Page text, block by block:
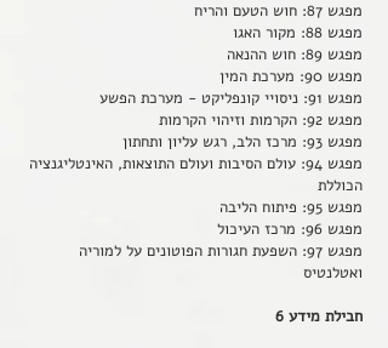
מפגש 87: חוש הטעם והריח
מפגש 88: מקור האגו
מפגש 89: חוש ההנאה
מפגש 90: מערכת המין
מפגש 91: ניסויי קונפליקט - מערכת הפשע
מפגש 92: הקרמות וזיהוי הקרמות
מפגש 93: מרכז הלב, רגש עליון ותחתון
מפגש 94: עולם הסיבות ועולם התוצאות, האינטליגנציה
הכוללת
מפגש 95: פיתוח הליבה
מפגש 96: מרכז העיכול
מפגש 97: השפעת חגורות הפוטונים על למוריה
ואטלנטיס
חבילת מידע 6